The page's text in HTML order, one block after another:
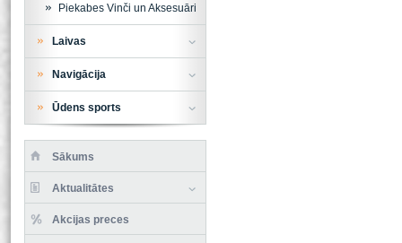
Piekabes Vinči un Aksesuāri
Laivas
Navigācija
Ūdens sports
Sākums
Aktualitātes
Akcijas preces